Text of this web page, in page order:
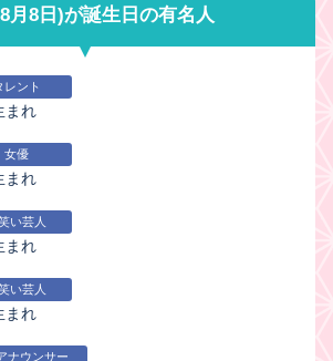
月8日)が誕生日の有名人
レント
まれ
女優
まれ
い芸人
まれ
い芸人
まれ
ナウンサー